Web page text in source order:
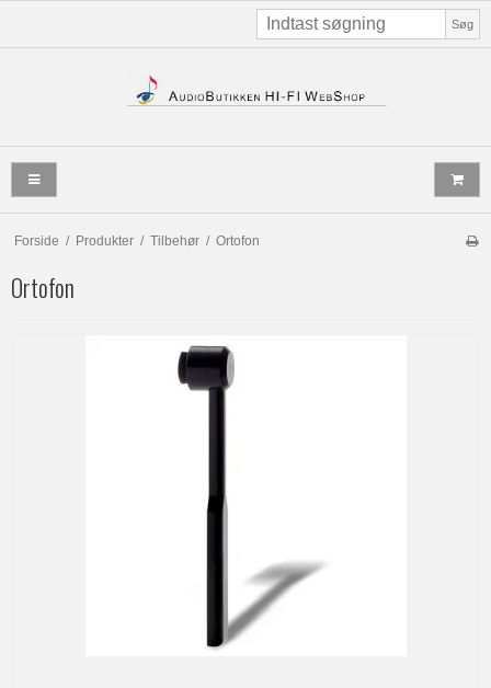
Søg
Forside / Produkter / Tilbehør / Ortofon
Ortofon